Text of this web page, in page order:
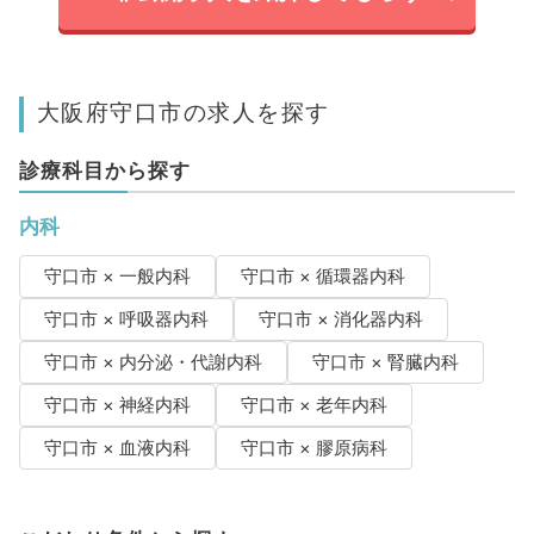
大阪府守口市の求人を探す
診療科目から探す
内科
守口市 × 一般内科
守口市 × 循環器内科
守口市 × 呼吸器内科
守口市 × 消化器内科
守口市 × 内分泌・代謝内科
守口市 × 腎臓内科
守口市 × 神経内科
守口市 × 老年内科
守口市 × 血液内科
守口市 × 膠原病科